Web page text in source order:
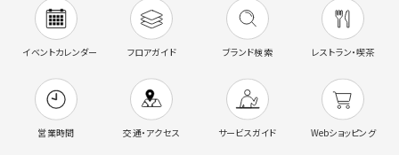
イベントカレンダー フロアガイド ブランド検索 レストラン・喫茶
営業時間 交通・アクセス サービスガイド Webショッピング